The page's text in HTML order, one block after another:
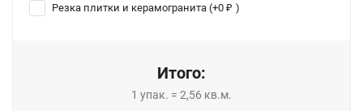
Резка плитки и керамогранита (+0 ₽ )
Итого:
1 упак. = 2,56 кв.м.